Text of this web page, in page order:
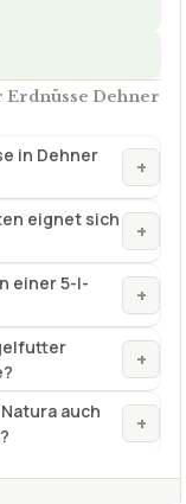
in Dehner
eignet sich
+
einer 5-l-
+
+
auch
+